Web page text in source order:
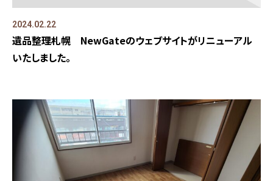
2024.02.22
遺品整理札幌 NewGateのウェブサイトがリニューアル
いたしました。